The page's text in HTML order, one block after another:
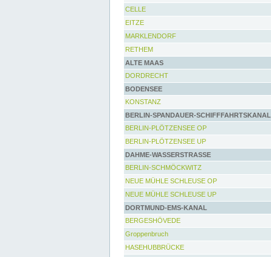
CELLE
EITZE
MARKLENDORF
RETHEM
ALTE MAAS
DORDRECHT
BODENSEE
KONSTANZ
BERLIN-SPANDAUER-SCHIFFFAHRTSKANAL
BERLIN-PLÖTZENSEE OP
BERLIN-PLÖTZENSEE UP
DAHME-WASSERSTRASSE
BERLIN-SCHMÖCKWITZ
NEUE MÜHLE SCHLEUSE OP
NEUE MÜHLE SCHLEUSE UP
DORTMUND-EMS-KANAL
BERGESHÖVEDE
Groppenbruch
HASEHUBBRÜCKE